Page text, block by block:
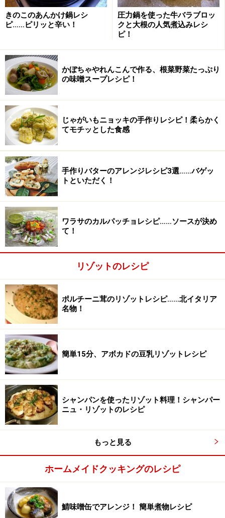
トマトジュースで野菜リゾットの作り方・
手順
■トマトジュースで野菜リゾット
1
いろんな野菜を使います。
冷蔵庫の残り野菜でもOK。それぞれ大きさをそろえて小
角切りにします。
2
オリーブオイルでベーコン、たまねぎ、大根、ニン
ジンを炒める
鍋を中火にかけ、オリーブオイルを熱します。まずはベ
ーコン、たまねぎ、大根、にんじんを炒めます。
きのこのあんかけ鍋レシ
ピ……ピリッと辛い！
圧力鍋を使った牛バラブロッ
クと大根の人気煮込みレシ
ピ！
かぼちゃやれんこんで作る、根菜野菜たっぷり
の味噌スープレシピ！
じゃがいもニョッキの手作りレシピ！柔らかく
てモチッとした食感
手作りバターのアレンジレシピ3選……バゲッ
トといただく！
ワラサのカルパッチョレシピ……ソースが決め
て！
リゾットのレシピ
ポルチーニ茸のリゾットレシピ……北イタリア
名物！
簡単15分、アボカドの豆乳リゾットレシピ
シャンパンを使ったリゾット料理！シャンパー
ニュ・リゾットのレシピ
もっと見る
ホームメイドクッキングのレシピ
鯖味噌缶でアレンジ！ 簡単煮物レシピ